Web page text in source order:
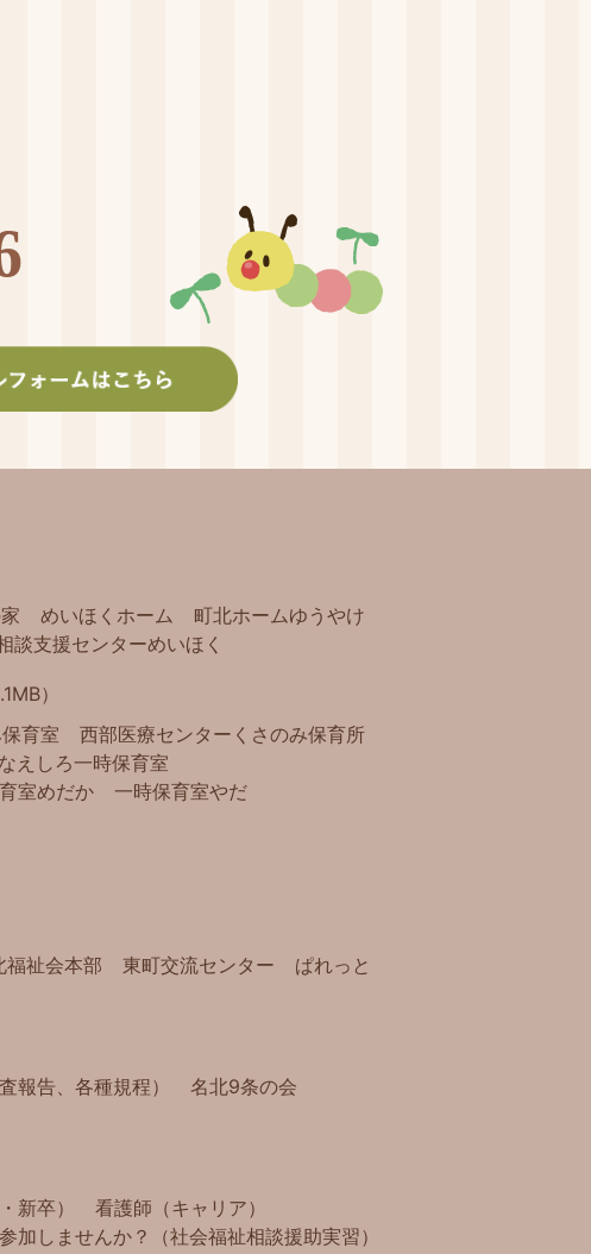
めいほくホーム
町北ホームゆうやけ
談支援センターめいほく
）
育室 西部医療センター くさのみ保育所
えしろ一時保育室
室めだか 一時保育室やだ
福祉会本部 東町交流センター
ぱれっと
報告、各種規程）
名北9条の会
新卒）
看護師（キャリア）
加しませんか？（社会福祉相談援助実習）